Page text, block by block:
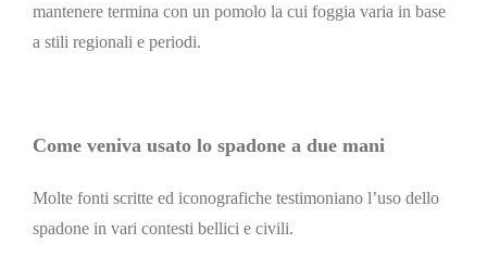
manteneretermina con un pomolo la cui foggia varia in base
a stili regionali e periodi.
Come veniva usato lo spadone a due mani
Molte fonti scritte ed iconografiche testimoniano l’uso dello
spadone in vari contesti bellici e civili.